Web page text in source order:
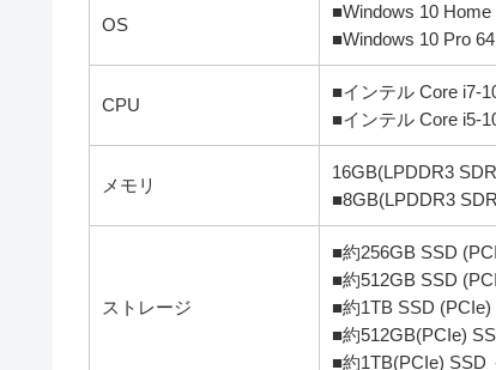
OS
■Windows 10 Home
■Windows 10 Pro
CPU
■インテル Core i7-
■インテル Core i5-
メモリ
16GB(LPDDR3
■8GB(LPDDR3
ストレージ
■約256GB SSD
■約512GB SSD
■約1TB SSD (PCIe)
■約512GB(PCIe)
■約1TB(PCIe) SSD